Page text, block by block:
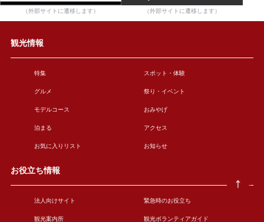
（外部サイトに遷移します） （外部サイトに遷移します）
観光情報
特集 スポット・体験
グルメ 祭り・イベント
モデルコース おみやげ
泊まる アクセス
お気に入りリスト お知らせ
お役立ち情報
法人向けサイト 緊急時のお役立ち
観光案内所 観光ボランティアガイド